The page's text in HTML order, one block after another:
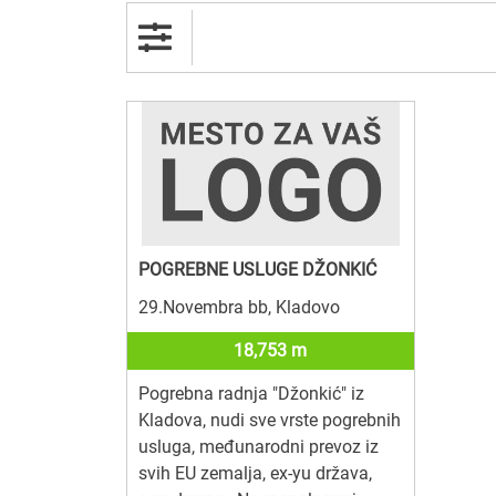
POGREBNE USLUGE DŽONKIĆ
29.Novembra bb, Kladovo
18,753 m
Pogrebna radnja "Džonkić" iz
Kladova, nudi sve vrste pogrebnih
usluga, međunarodni prevoz iz
svih EU zemalja, ex-yu država,